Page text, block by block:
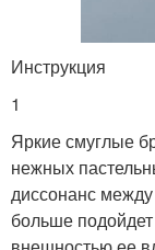
Инструкция
1
Яркие смуглые
нежных
диссонанс
больше